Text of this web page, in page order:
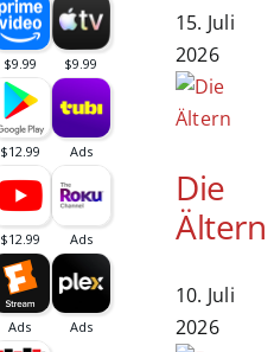
15. Juli
2026
Die
Ältern
10. Juli
2026